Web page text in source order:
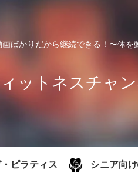
ばかりだから継続できる！〜体
ットネスチャ
・ピラティス シニア向